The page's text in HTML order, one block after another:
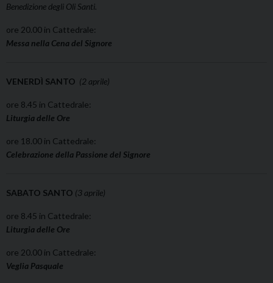
Benedizione degli Oli Santi.
ore 20.00 in Cattedrale:
Messa nella Cena del Signore
VENERDÌ SANTO (2 aprile)
ore 8.45 in Cattedrale:
Liturgia delle Ore
ore 18.00 in Cattedrale:
Celebrazione della Passione del Signore
SABATO SANTO (3 aprile)
ore 8.45 in Cattedrale:
Liturgia delle Ore
ore 20.00 in Cattedrale:
Veglia Pasquale